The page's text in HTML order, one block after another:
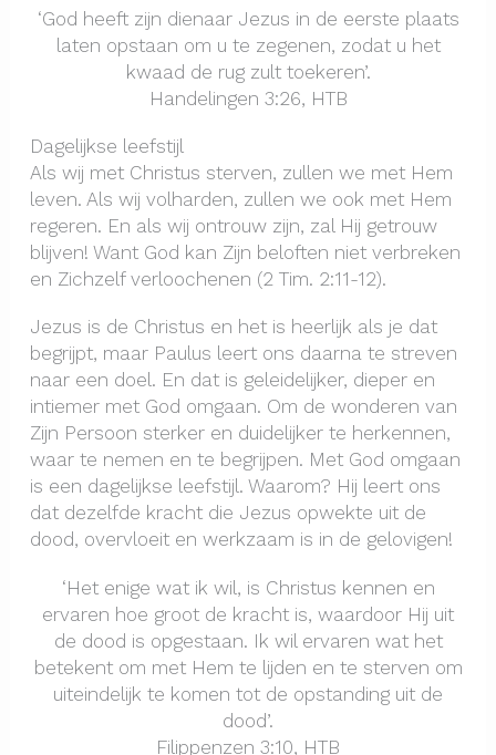
‘God heeft zijn dienaar Jezus in de eerste plaats
laten opstaan om u te zegenen, zodat u het
kwaad de rug zult toekeren’.
Handelingen 3:26, HTB
Dagelijkse leefstijl
Als wij met Christus sterven, zullen we met Hem
leven. Als wij volharden, zullen we ook met Hem
regeren. En als wij ontrouw zijn, zal Hij getrouw
blijven! Want God kan Zijn beloften niet verbreken
en Zichzelf verloochenen (2 Tim. 2:11-12).
Jezus is de Christus en het is heerlijk als je dat
begrijpt, maar Paulus leert ons daarna te streven
naar een doel. En dat is geleidelijker, dieper en
intiemer met God omgaan. Om de wonderen van
Zijn Persoon sterker en duidelijker te herkennen,
waar te nemen en te begrijpen. Met God omgaan
is een dagelijkse leefstijl. Waarom? Hij leert ons
dat dezelfde kracht die Jezus opwekte uit de
dood, overvloeit en werkzaam is in de gelovigen!
‘Het enige wat ik wil, is Christus kennen en
ervaren hoe groot de kracht is, waardoor Hij uit
de dood is opgestaan. Ik wil ervaren wat het
betekent om met Hem te lijden en te sterven om
uiteindelijk te komen tot de opstanding uit de
dood’.
Filippenzen 3:10, HTB